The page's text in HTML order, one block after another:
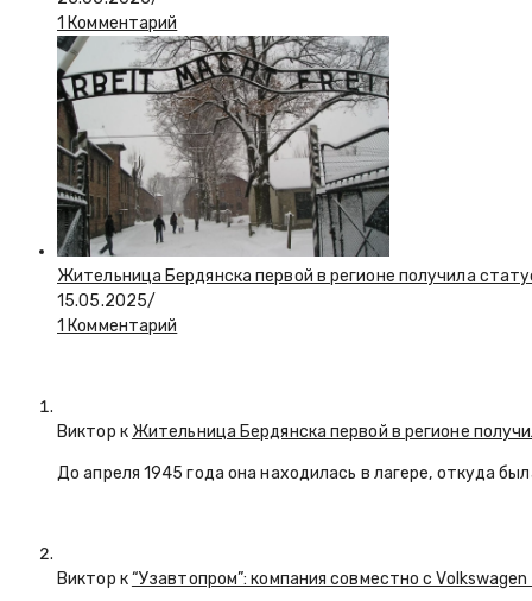
1 Комментарий
Жительница Бердянска первой в регионе получила
15.05.2025/
1 Комментарий
Виктор к Жительница Бердянска первой в регионе
До апреля 1945 года она находилась в лагере, откуда
Виктор к“Узавтопром”: компания совместно с